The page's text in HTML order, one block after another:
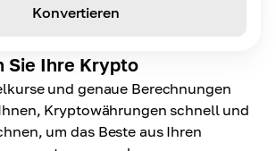
Sie Ihre Krypto
und genaue Berechnungen
Kryptowährungen schnell und
um das Beste aus Ihren
Konvertieren